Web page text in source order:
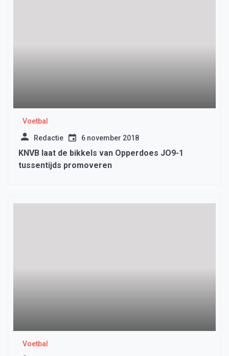
Voetbal
Redactie 6 november 2018
KNVB laat de bikkels van Opperdoes JO9-1
tussentijds promoveren
Voetbal